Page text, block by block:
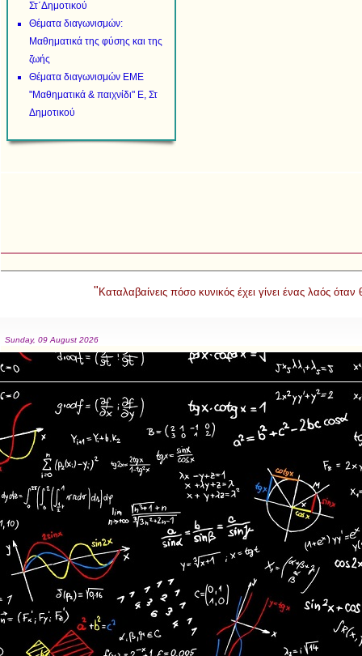
Στ΄Δημοτικού
Θέματα διαγωνισμών:
Μαθηματικά της φύσης και της
ζωής
Θέματα διαγωνισμών ΕΜΕ
"Μαθηματικά & παιχνίδι" Ε, Στ
Δημοτικού
" Καταλαβαίνεις πόσο κυνικός έχει γίνει ένας λαός
Sunday, 09 August 2026